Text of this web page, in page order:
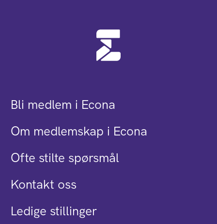
Bli medlem i Econa
Om medlemskap i Econa
Ofte stilte spørsmål
Kontakt oss
Ledige stillinger